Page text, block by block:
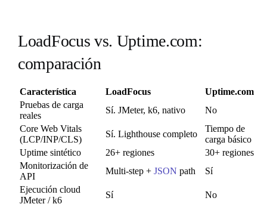
LoadFocus vs. Uptime.com:
comparación
Característica LoadFocus
Uptime.com
Pruebas de carga
reales
Sí. JMeter, k6, nativo
No
Core Web Vitals
(LCP/INP/CLS)
Sí. Lighthouse completo
Tiempo de
carga básico
Uptime sintético
26+ regiones
30+ regiones
Monitorización de
API
Multi-step + JSON path
Sí
Ejecución cloud
JMeter / k6
Sí
No